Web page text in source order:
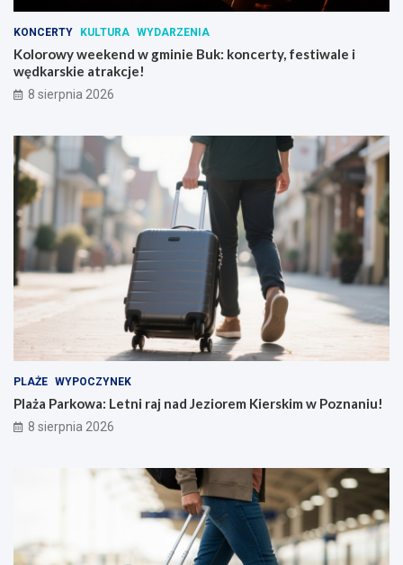
KONCERTY KULTURA WYDARZENIA
Kolorowy weekend w gminie Buk: koncerty, festiwale i
wędkarskie atrakcje!
8 sierpnia 2026
PLAŻE WYPOCZYNEK
Plaża Parkowa: Letni raj nad Jeziorem Kierskim w Poznaniu!
8 sierpnia 2026